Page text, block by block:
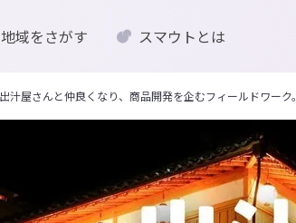
地域をさがす スマウトとは
汁屋さんと仲良くなり、商品開発を企むフィールドワーク。